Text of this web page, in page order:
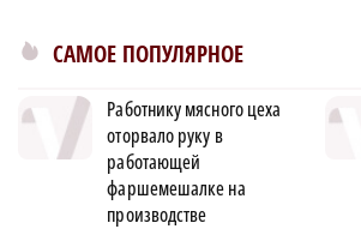
САМОЕ ПОПУЛЯРНОЕ
Работнику мясного цеха
оторвало руку в
работающей
фаршемешалке на
производстве